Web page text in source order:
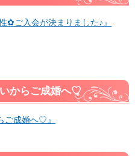
✿ご入会が決まりました♪』
からご成婚へ♡
ご成婚へ♡』